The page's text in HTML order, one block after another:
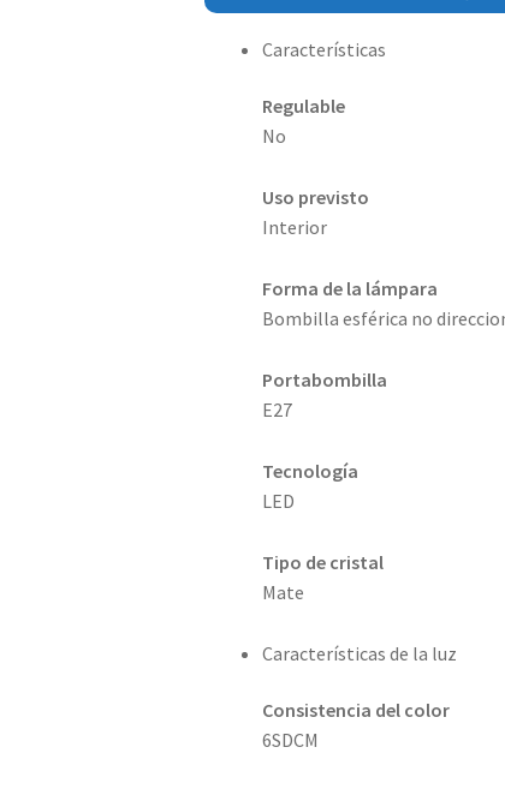
Características
Regulable
No
Uso previsto
Interior
Forma de la lámpara
Bombilla esférica no
Portabombilla
E27
Tecnología
LED
Tipo de cristal
Mate
Características de la luz
Consistencia del color
6SDCM